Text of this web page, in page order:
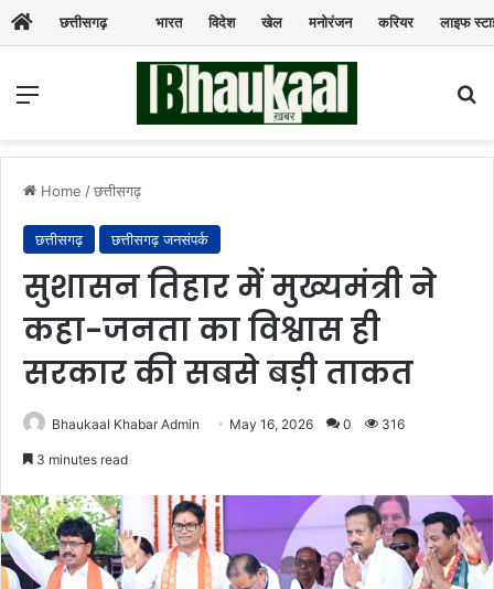
छत्तीसगढ़ भारत विदेश खेल मनोरंजन करियर लाइफ
Menu
Home /छत्तीसगढ़
छत्तीसगढ़ छत्तीसगढ़ जनसंपर्क
सुशासन तिहार में मुख्यमंत्री ने
कहा-जनता का विश्वास ही
सरकार की सबसे बड़ी ताकत
Bhaukaal Khabar Admin May 16, 2026 0 316
3 minutes read